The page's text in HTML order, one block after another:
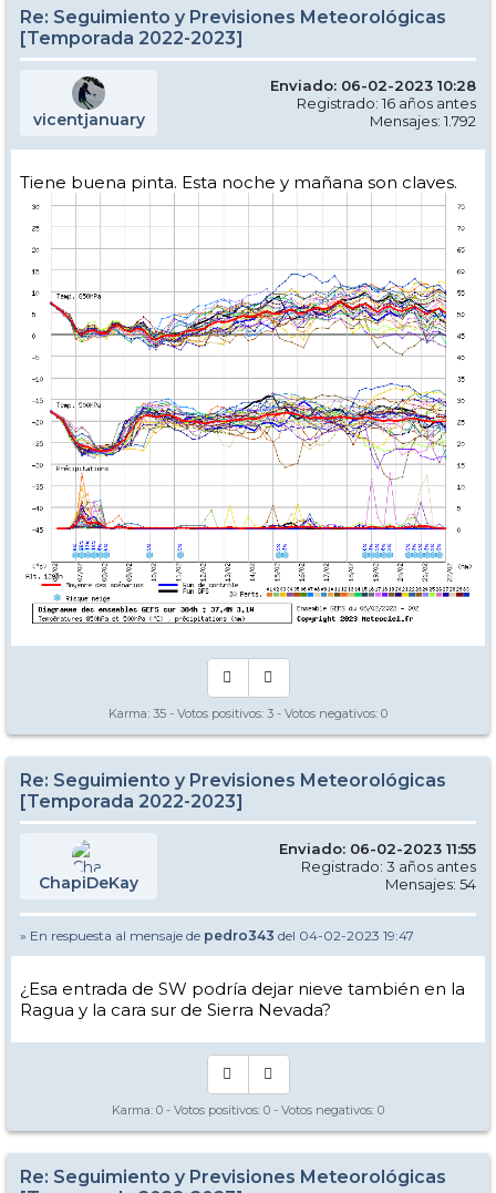
Re: Seguimiento y Previsiones Meteorológicas
[Temporada 2022-2023]
vicentjanuary
Enviado: 06-02-2023 10:28
Registrado: 16 años antes
Mensajes: 1.792
Tiene buena pinta. Esta noche y mañana son claves.
Karma: 35 - Votos positivos: 3 - Votos negativos: 0
Re: Seguimiento y Previsiones Meteorológicas
[Temporada 2022-2023]
ChapiDeKay
Enviado: 06-02-2023 11:55
Registrado: 3 años antes
Mensajes: 54
» En respuesta al mensaje de pedro343 del 04-02-2023 19:47
¿Esa entrada de SW podría dejar nieve también en la
Ragua y la cara sur de Sierra Nevada?
Karma: 0 - Votos positivos: 0 - Votos negativos: 0
Re: Seguimiento y Previsiones Meteorológicas